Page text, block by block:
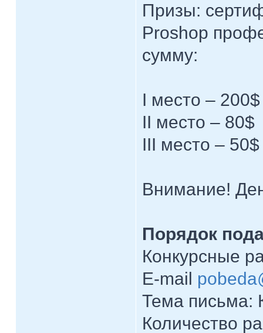
Призы:
Proshop
сумму:
I место – 200$
II место – 80$
III место – 50$
Внимание!
Порядок
Конкурсные
E-mail
Тема письма:
Количество